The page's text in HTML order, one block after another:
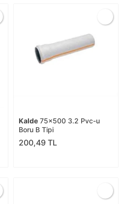
Kalde 75x500 3.2 Pvc-u
Boru B Tipi
200,49 TL